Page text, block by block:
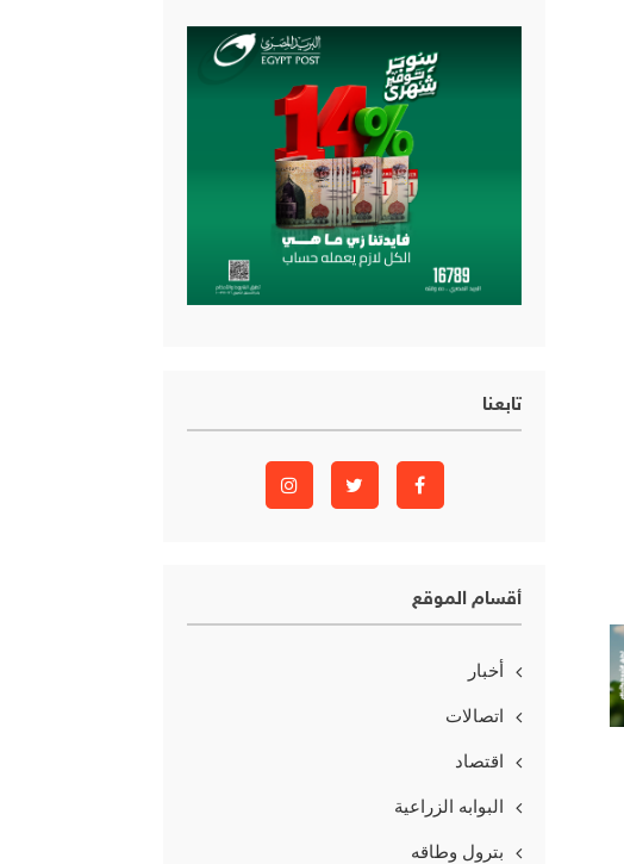
تابعنا
أقسام الموقع
أخبار
اتصالات
اقتصاد
البوابه الزراعية
بترول وطاقه